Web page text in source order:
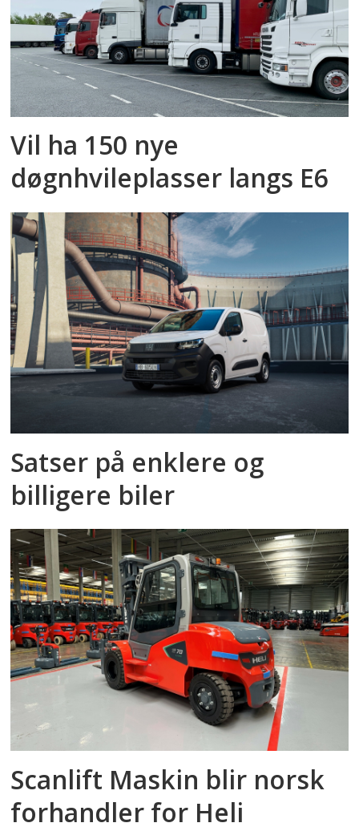
Vil ha 150 nye
døgnhvileplasser langs E6
Satser på enklere og
billigere biler
Scanlift Maskin blir norsk
forhandler for Heli